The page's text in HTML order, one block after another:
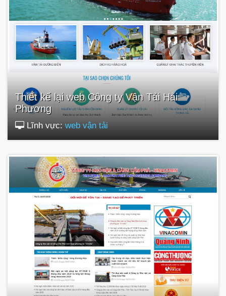
Thiết kế lại web Công ty Vận Tải Hải
Phương
Lĩnh vực: web vận tải